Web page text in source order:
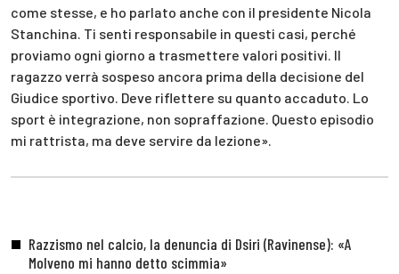
come stesse, e ho parlato anche con il presidente Nicola
Stanchina. Ti senti responsabile in questi casi, perché
proviamo ogni giorno a trasmettere valori positivi. Il
ragazzo verrà sospeso ancora prima della decisione del
Giudice sportivo. Deve riflettere su quanto accaduto. Lo
sport è integrazione, non sopraffazione. Questo episodio
mi rattrista, ma deve servire da lezione».
Razzismo nel calcio, la denuncia di Dsiri (Ravinense): «A
Molveno mi hanno detto scimmia»